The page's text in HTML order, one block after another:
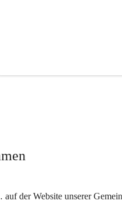
der Website unserer